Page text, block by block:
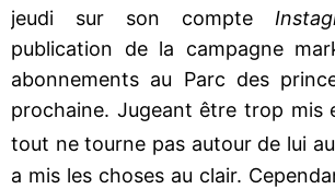
jeudi sur son compte
publication de la campagne
abonnements au Parc des
prochaine. Jugeant être trop mis
tout ne tourne pas autour de lui
a mis les choses au clair.